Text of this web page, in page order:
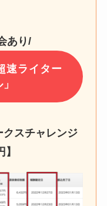
あり/
速ライター
クスチャレンジ
】